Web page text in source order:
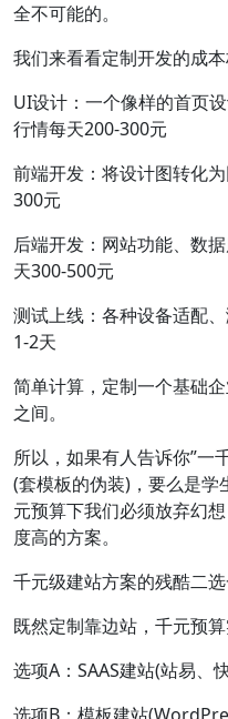
全不可能的。
我们来看看定制开发的成本
UI设计：一个像样的首页
行情每天200-300元
前端开发：将设计图转化
300元
后端开发：网站功能、数
天300-500元
测试上线：各种设备适配
1-2天
简单计算，定制一个基础
之间。
所以，如果有人告诉你”一
(套模板的伪装)，要么是
元预算下我们必须放弃幻
度高的方案。
千元级建站方案的残酷二
既然定制靠边站，千元预
选项A：SAAS建站(站易、